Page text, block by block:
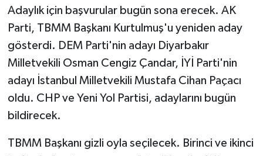
Adaylık için başvurular bugün sona erecek. AK
Parti, TBMM Başkanı Kurtulmuş'u yeniden aday
gösterdi. DEM Parti'nin adayı Diyarbakır
Milletvekili Osman Cengiz Çandar, İYİ Parti'nin
adayı İstanbul Milletvekili Mustafa Cihan Paçacı
oldu. CHP ve Yeni Yol Partisi, adaylarını bugün
bildirecek.
TBMM Başkanı gizli oyla seçilecek. Birinci ve ikinci